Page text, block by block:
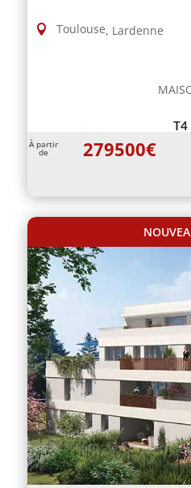
Toulouse, Lardenne
T4
À partir
de 279500€